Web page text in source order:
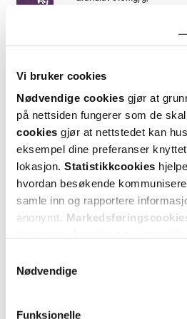
Vi bruker cookies
Nødvendige cookies gjør at
på nettsiden fungerer som de
cookies gjør at nettstedet kan
eksempel dine preferanser
lokasjon. Statistikkcookies
hvordan besøkende
samle inn og rapportere
anonymt.
Nødvendige
Funksjonelle
samråd med lege. Oppbevares
Oppbevaringsbetingelser
Rom (15-25 grader)
Pakningsvedlegg
Les pakningsvedlegg
Kategori
ANDRE SER
Vi-Siblin